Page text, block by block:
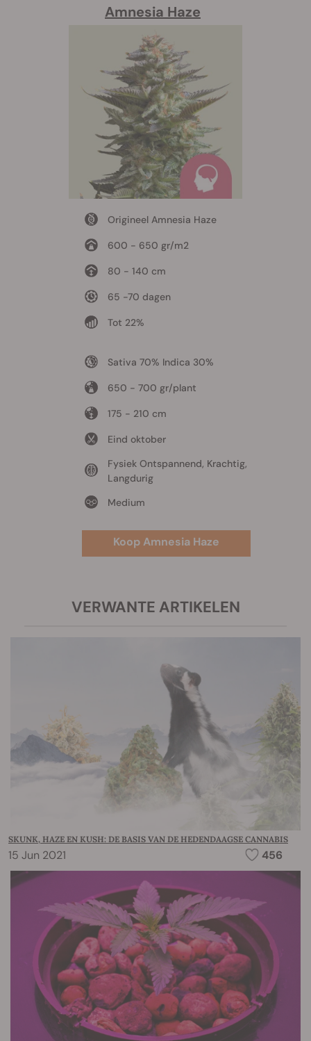
Amnesia Haze
Origineel Amnesia Haze
600 - 650 gr/m2
80 - 140 cm
65 -70 dagen
Tot 22%
Sativa 70% Indica 30%
650 - 700 gr/plant
175 - 210 cm
Eind oktober
Fysiek Ontspannend, Krachtig,
Langdurig
Medium
Koop Amnesia Haze
VERWANTE ARTIKELEN
SKUNK, HAZE EN KUSH: DE BASIS VAN DE HEDENDAAGSE CANNABIS
15 Jun 2021 456